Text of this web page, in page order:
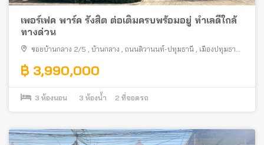
เพอร์เฟค พาร์ค รังสิต ต่อเติมครบพร้อมอยู่ ทำเลดีใกล้
ทางด่วน
ซอยบ้านกลาง 2/5 , บ้านกลาง , ถนนติวานนท์-ปทุมธานี , เมืองปทุมธานี
฿ 3,990,000
3 ห้องนอน 3 ห้องน้ำ 2 ที่จอดรถ